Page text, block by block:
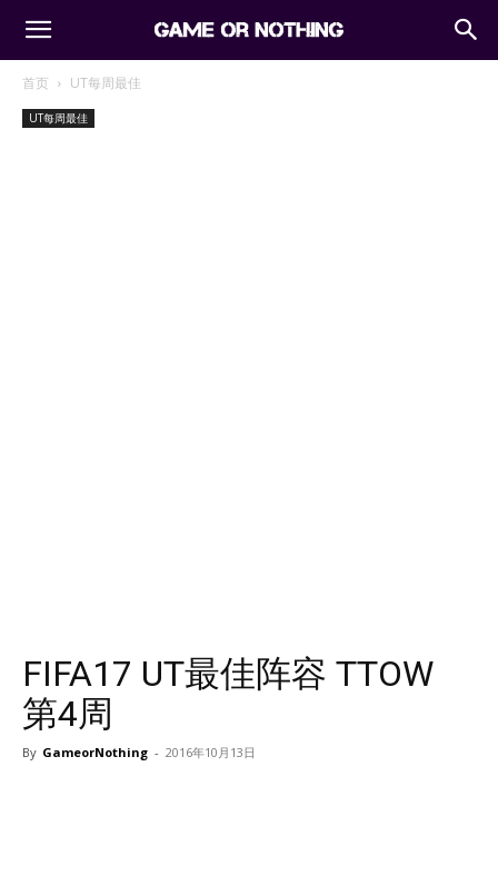
首页 UT每周最佳
UT每周最佳
FIFA17 UT最佳阵容 TTOW
第4周
By GameorNothing - 2016年10月13日